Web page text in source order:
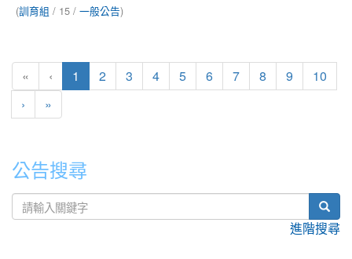
(訓育組 / 15 / 一般公告)
« ‹ 1 (current)
2 3 4 5 6 7 8 9 10
› »
公告搜尋
進階搜尋